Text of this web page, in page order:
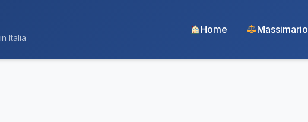
Italia
Home Massimario